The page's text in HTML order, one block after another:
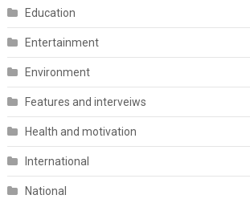
Education
Entertainment
Environment
Features and interveiws
Health and motivation
International
National